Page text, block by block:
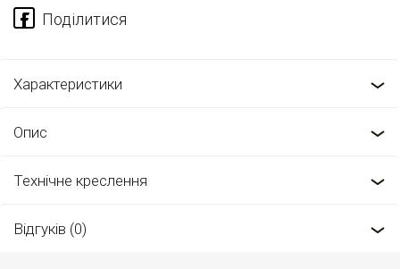
Характеристики
Опис
Технічне креслення
Відгуків (0)